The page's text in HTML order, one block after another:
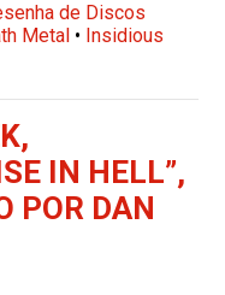
de Discos
Metal • Insidious
IN HELL”,
POR DAN